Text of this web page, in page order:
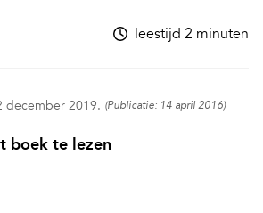
leestijd 2 minuten
december 2019. (Publicatie: 14 april 2016)
boek te lezen